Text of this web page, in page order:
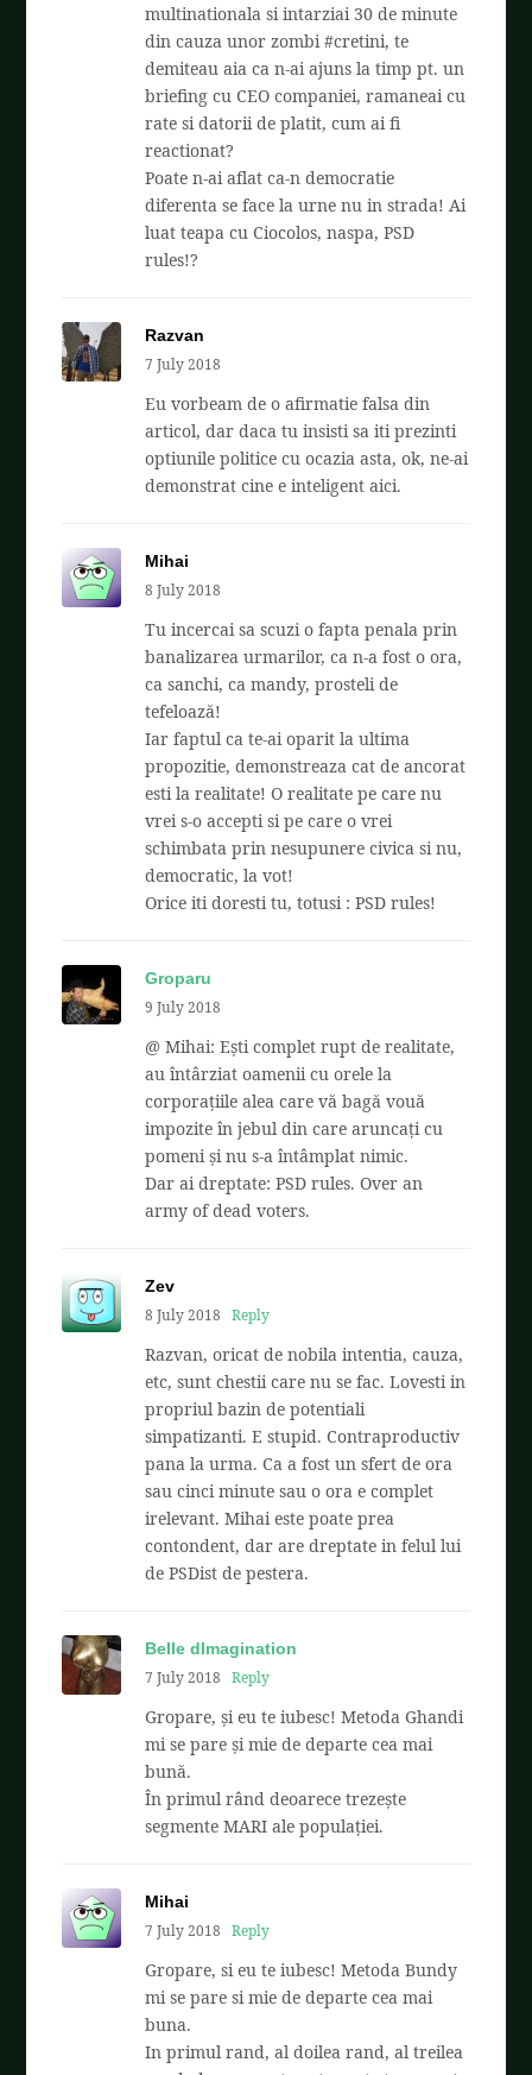
multinationala si intarziai 30 de minute
din cauza unor zombi #cretini, te
demiteau aia ca n-ai ajuns la timp pt. un
briefing cu CEO companiei, ramaneai cu
rate si datorii de platit, cum ai fi
reactionat?
Poate n-ai aflat ca-n democratie
diferenta se face la urne nu in strada! Ai
luat teapa cu Ciocolos, naspa, PSD
rules!?
Razvan
7 July 2018
Eu vorbeam de o afirmatie falsa din
articol, dar daca tu insisti sa iti prezinti
optiunile politice cu ocazia asta, ok, ne-ai
demonstrat cine e inteligent aici.
Mihai
8 July 2018
Tu incercai sa scuzi o fapta penala prin
banalizarea urmarilor, ca n-a fost o ora,
ca sanchi, ca mandy, prosteli de
tefeloază!
Iar faptul ca te-ai oparit la ultima
propozitie, demonstreaza cat de ancorat
esti la realitate! O realitate pe care nu
vrei s-o accepti si pe care o vrei
schimbata prin nesupunere civica si nu,
democratic, la vot!
Orice iti doresti tu, totusi : PSD rules!
Groparu
9 July 2018
@ Mihai: Ești complet rupt de realitate,
au întârziat oamenii cu orele la
corporațiile alea care vă bagă vouă
impozite în jebul din care aruncați cu
pomeni și nu s-a întâmplat nimic.
Dar ai dreptate: PSD rules. Over an
army of dead voters.
Zev
8 July 2018
Reply
Razvan, oricat de nobila intentia, cauza,
etc, sunt chestii care nu se fac. Lovesti in
propriul bazin de potentiali
simpatizanti. E stupid. Contraproductiv
pana la urma. Ca a fost un sfert de ora
sau cinci minute sau o ora e complet
irelevant. Mihai este poate prea
contondent, dar are dreptate in felul lui
de PSDist de pestera.
Belle dImagination
7 July 2018
Reply
Gropare, și eu te iubesc! Metoda Ghandi
mi se pare și mie de departe cea mai
bună.
În primul rând deoarece trezește
segmente MARI ale populației.
Mihai
7 July 2018
Reply
Gropare, si eu te iubesc! Metoda Bundy
mi se pare si mie de departe cea mai
buna.
In primul rand, al doilea rand, al treilea